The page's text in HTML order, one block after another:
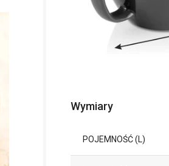
Wymiary
POJEMNOŚĆ (L)